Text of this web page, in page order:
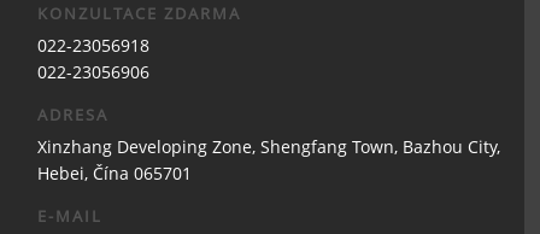
KONZULTACE ZDARMA
022-23056918
022-23056906
ADRESA
Xinzhang Developing Zone, Shengfang Town, Bazhou City,
Hebei, Čína 065701
E-MAIL